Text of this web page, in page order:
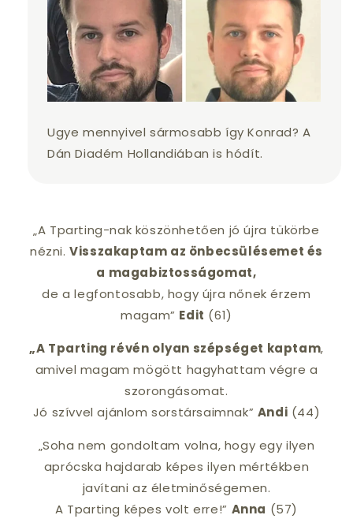
Ugye mennyivel sármosabb így Konrad? A
Dán Diadém Hollandiában is hódít.
„A Tparting-nak köszönhetően jó újra tükörbe
nézni.Visszakaptam az önbecsülésemet és
a magabiztosságomat,
de a legfontosabb, hogy újra nőnek érzem
magam” Edit (61)
„A Tparting révén olyan szépséget kaptam,
amivel magam mögött hagyhattam végre a
szorongásomat.
Jó szívvel ajánlom sorstársaimnak” Andi (44)
„Soha nem gondoltam volna, hogy egy ilyen
aprócska hajdarab képes ilyen mértékben
javítani az életminőségemen.
A Tparting képes volt erre!” Anna (57)